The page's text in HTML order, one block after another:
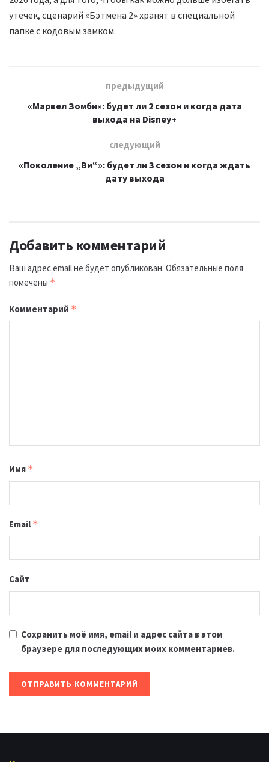
утечек, сценарий «Бэтмена 2» хранят в специальной
папке с кодовым замком.
предыдущий
«Марвел Зомби»: будет ли 2 сезон и когда дата
выхода на Disney+
следующий
«Поколение „Ви“»: будет ли 3 сезон и когда ждать
дату выхода
Добавить комментарий
Ваш адрес email не будет опубликован. Обязательные поля
помечены *
Комментарий *
Имя *
Email *
Сайт
Сохранить моё имя, email и адрес сайта в этом
браузере для последующих моих комментариев.